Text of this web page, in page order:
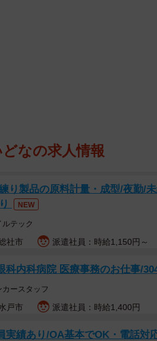
どなの求人情報
り製品の原料計量・成型/夜勤/
NEW
テック
社市 派遣社員：時給1,150円～
科内科病院 医療事務のお仕事/
ースタッフ
戸市 派遣社員：時給1,400円
実績あり/OA基本でOK・電話対